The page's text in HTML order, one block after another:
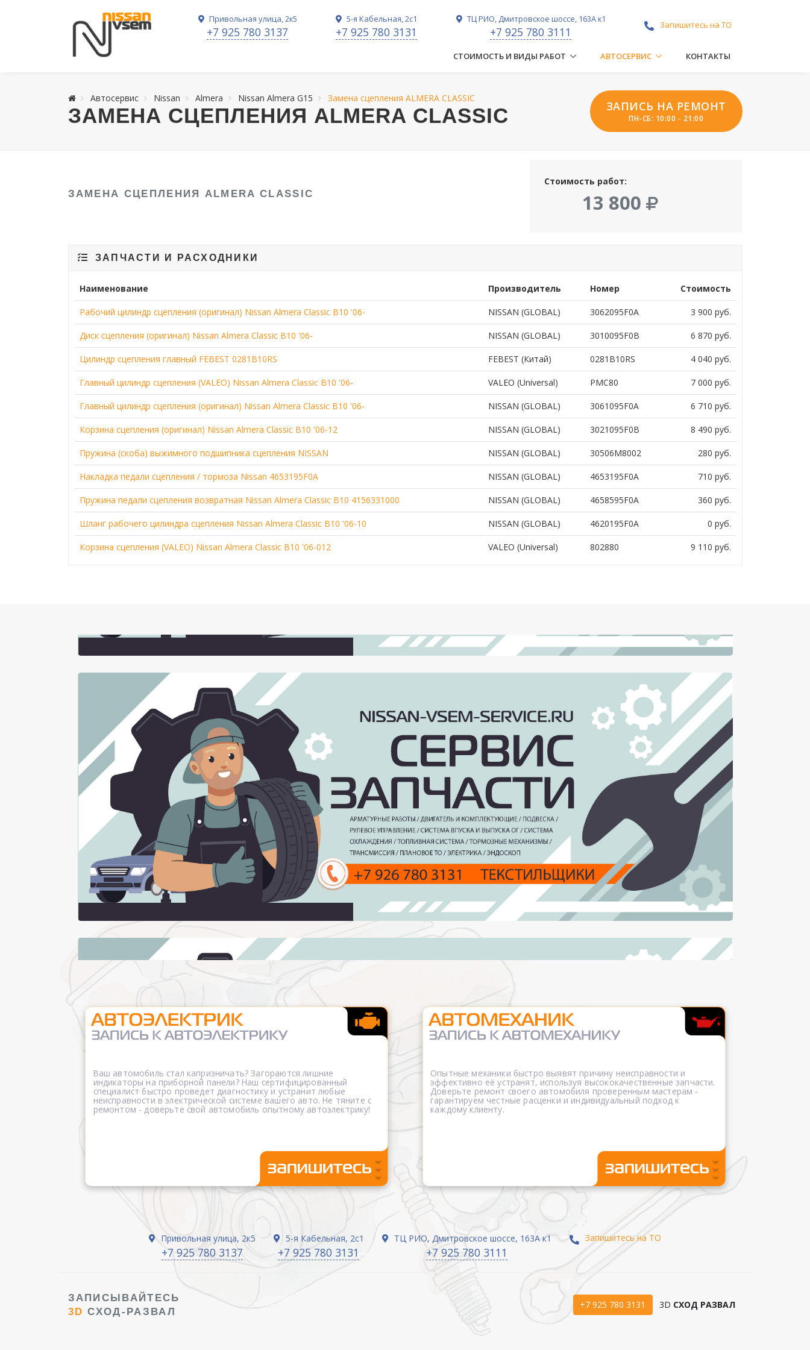
Привольная улица, 2к5
+7 925 780 3137
5-я Кабельная, 2с1
+7 925 780 3131
ТЦ РИО, Дмитровское шоссе, 163А к1
+7 925 780 3111
Запишитесь на ТО
СТОИМОСТЬ И ВИДЫ РАБОТ АВТОСЕРВИС КОНТАКТЫ
Автосервис Nissan Almera Nissan Almera G15 Замена сцепления ALMERA CLASSIC
ЗАМЕНА СЦЕПЛЕНИЯ ALMERA CLASSIC ЗАПИСЬ НА РЕМОНТ
ПН-СБ: 10:00 - 21:00
ЗАМЕНА СЦЕПЛЕНИЯ ALMERA CLASSIC
Стоимость работ:
13 800
ЗАПЧАСТИ И РАСХОДНИКИ
Наименование Производитель Номер Стоимость
Рабочий цилиндр сцепления (оригинал) Nissan Almera Classic B10 '06- NISSAN (GLOBAL) 3062095F0A 3 900 руб.
Диск сцепления (оригинал) Nissan Almera Classic B10 '06- NISSAN (GLOBAL) 3010095F0B 6 870 руб.
Цилиндр сцепления главный FEBEST 0281B10RS FEBEST (Китай) 0281B10RS 4 040 руб.
Главный цилиндр сцепления (VALEO) Nissan Almera Classic B10 '06- VALEO (Universal) PMC80 7 000 руб.
Главный цилиндр сцепления (оригинал) Nissan Almera Classic B10 '06- NISSAN (GLOBAL) 3061095F0A 6 710 руб.
Корзина сцепления (оригинал) Nissan Almera Classic B10 '06-12 NISSAN (GLOBAL) 3021095F0B 8 490 руб.
Пружина (скоба) выжимного подшипника сцепления NISSAN NISSAN (GLOBAL) 30506M8002 280 руб.
Накладка педали сцепления / тормоза Nissan 4653195F0A NISSAN (GLOBAL) 4653195F0A 710 руб.
Пружина педали сцепления возвратная Nissan Almera Classic B10 4156331000 NISSAN (GLOBAL) 4658595F0A 360 руб.
Шланг рабочего цилиндра сцепления Nissan Almera Classic B10 '06-10 NISSAN (GLOBAL) 4620195F0A 0 руб.
Корзина сцепления (VALEO) Nissan Almera Classic B10 '06-012 VALEO (Universal) 802880 9 110 руб.
Ваш автомобиль стал капризничать? Загораются лишние
индикаторы на приборной панели? Наш сертифицированный
специалист быстро проведет диагностику и устранит любые
неисправности в электрической системе вашего авто. Не тяните с
ремонтом - доверьте свой автомобиль опытному автоэлектрику!
Опытные механики быстро выявят причину неисправности и
эффективно её устранят, используя высококачественные запчасти.
Доверьте ремонт своего автомобиля проверенным мастерам -
гарантируем честные расценки и индивидуальный подход к
каждому клиенту.
Привольная улица, 2к5
+7 925 780 3137
5-я Кабельная, 2с1
+7 925 780 3131
ТЦ РИО, Дмитровское шоссе, 163А к1
+7 925 780 3111
Запишитесь на ТО
ЗАПИСЫВАЙТЕСЬ
3D СХОД-РАЗВАЛ
+7 925 780 3131 3D СХОД РАЗВАЛ